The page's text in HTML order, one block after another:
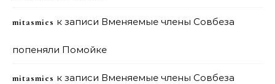
mitasmies к записи Вменяемые члены Совбеза
попеняли Помойке
mitasmies к записи Вменяемые члены Совбеза